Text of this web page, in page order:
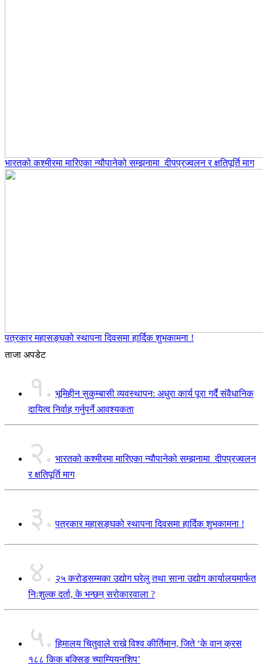
भारतको कश्मीरमा मारिएका न्यौपानेको सम्झनामा दीपप्रज्वलन र क्षतिपूर्ति माग
पत्रकार महासङ्घको स्थापना दिवसमा हार्दिक शुभकामना !
ताजा अपडेट
१. भूमिहीन सुकुम्बासी व्यवस्थापन: अधुरा कार्य पूरा गर्दै संवैधानिक
दायित्व निर्वाह गर्नुपर्ने आवश्यकता
२. भारतको कश्मीरमा मारिएका न्यौपानेको सम्झनामा दीपप्रज्वलन
र क्षतिपूर्ति माग
३. पत्रकार महासङ्घको स्थापना दिवसमा हार्दिक शुभकामना !
४. २५ करोडसम्मका उद्योग घरेलु तथा साना उद्योग कार्यालयमार्फत
निःशुल्क दर्ता, के भन्छन् सरोकारवाला ?
५. हिमालय चितुवाले राखे विश्व कीर्तिमान, जिते ‘के वान क्रस
१८८ किक बक्सिङ च्याम्यियनशिप’